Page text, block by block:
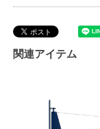
関連アイテム